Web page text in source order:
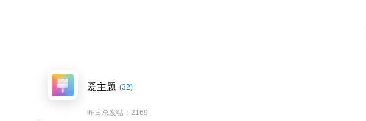
爱主题 (32)
昨日总发帖：2169